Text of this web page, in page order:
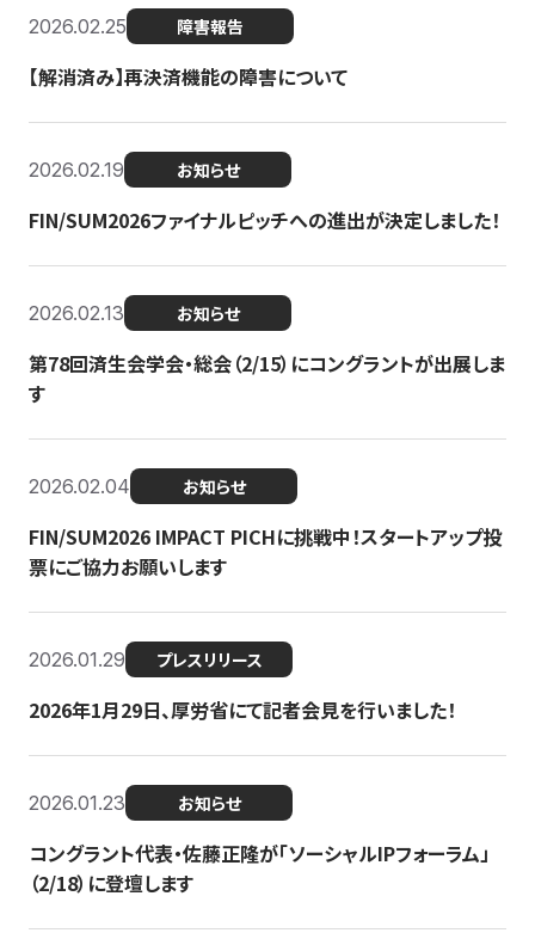
2026.02.25 障害報告
【解消済み】再決済機能の障害について
2026.02.19 お知らせ
FIN/SUM2026ファイナルピッチへの進出が決定しました！
2026.02.13 お知らせ
第78回済生会学会・総会（2/15）にコングラントが出展しま
す
2026.02.04 お知らせ
FIN/SUM2026 IMPACT PICHに挑戦中！スタートアップ投
票にご協力お願いします
2026.01.29 プレスリリース
2026年1月29日、厚労省にて記者会見を行いました！
2026.01.23 お知らせ
コングラント代表・佐藤正隆が「ソーシャルIPフォーラム」
（2/18）に登壇します